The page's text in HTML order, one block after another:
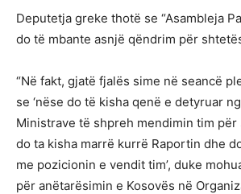
Deputetja greke thotë se “Asambleja
do të mbante asnjë qëndrim për
“Në fakt, gjatë fjalës sime në seancë
se ‘nëse do të kisha qenë e detyruar
Ministrave të shpreh mendimin tim
do ta kisha marrë kurrë Raportin dhe
me pozicionin e vendit tim’, duke
për anëtarësimin e Kosovës në